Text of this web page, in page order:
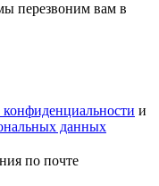
перезвоним вам в
и
данных
по почте